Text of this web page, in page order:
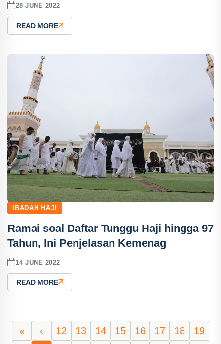
28 JUNE 2022
READ MORE
IBADAH HAJI
Ramai soal Daftar Tunggu Haji hingga 97
Tahun, Ini Penjelasan Kemenag
14 JUNE 2022
READ MORE
« ‹ 12 13 14 15 16 17 18
19